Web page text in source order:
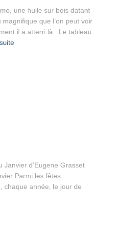
une huile sur bois datant
que l’on peut voir
il a atterri là : Le tableau
d’Eugene Grasset
Parmi les fêtes
chaque année, le jour de